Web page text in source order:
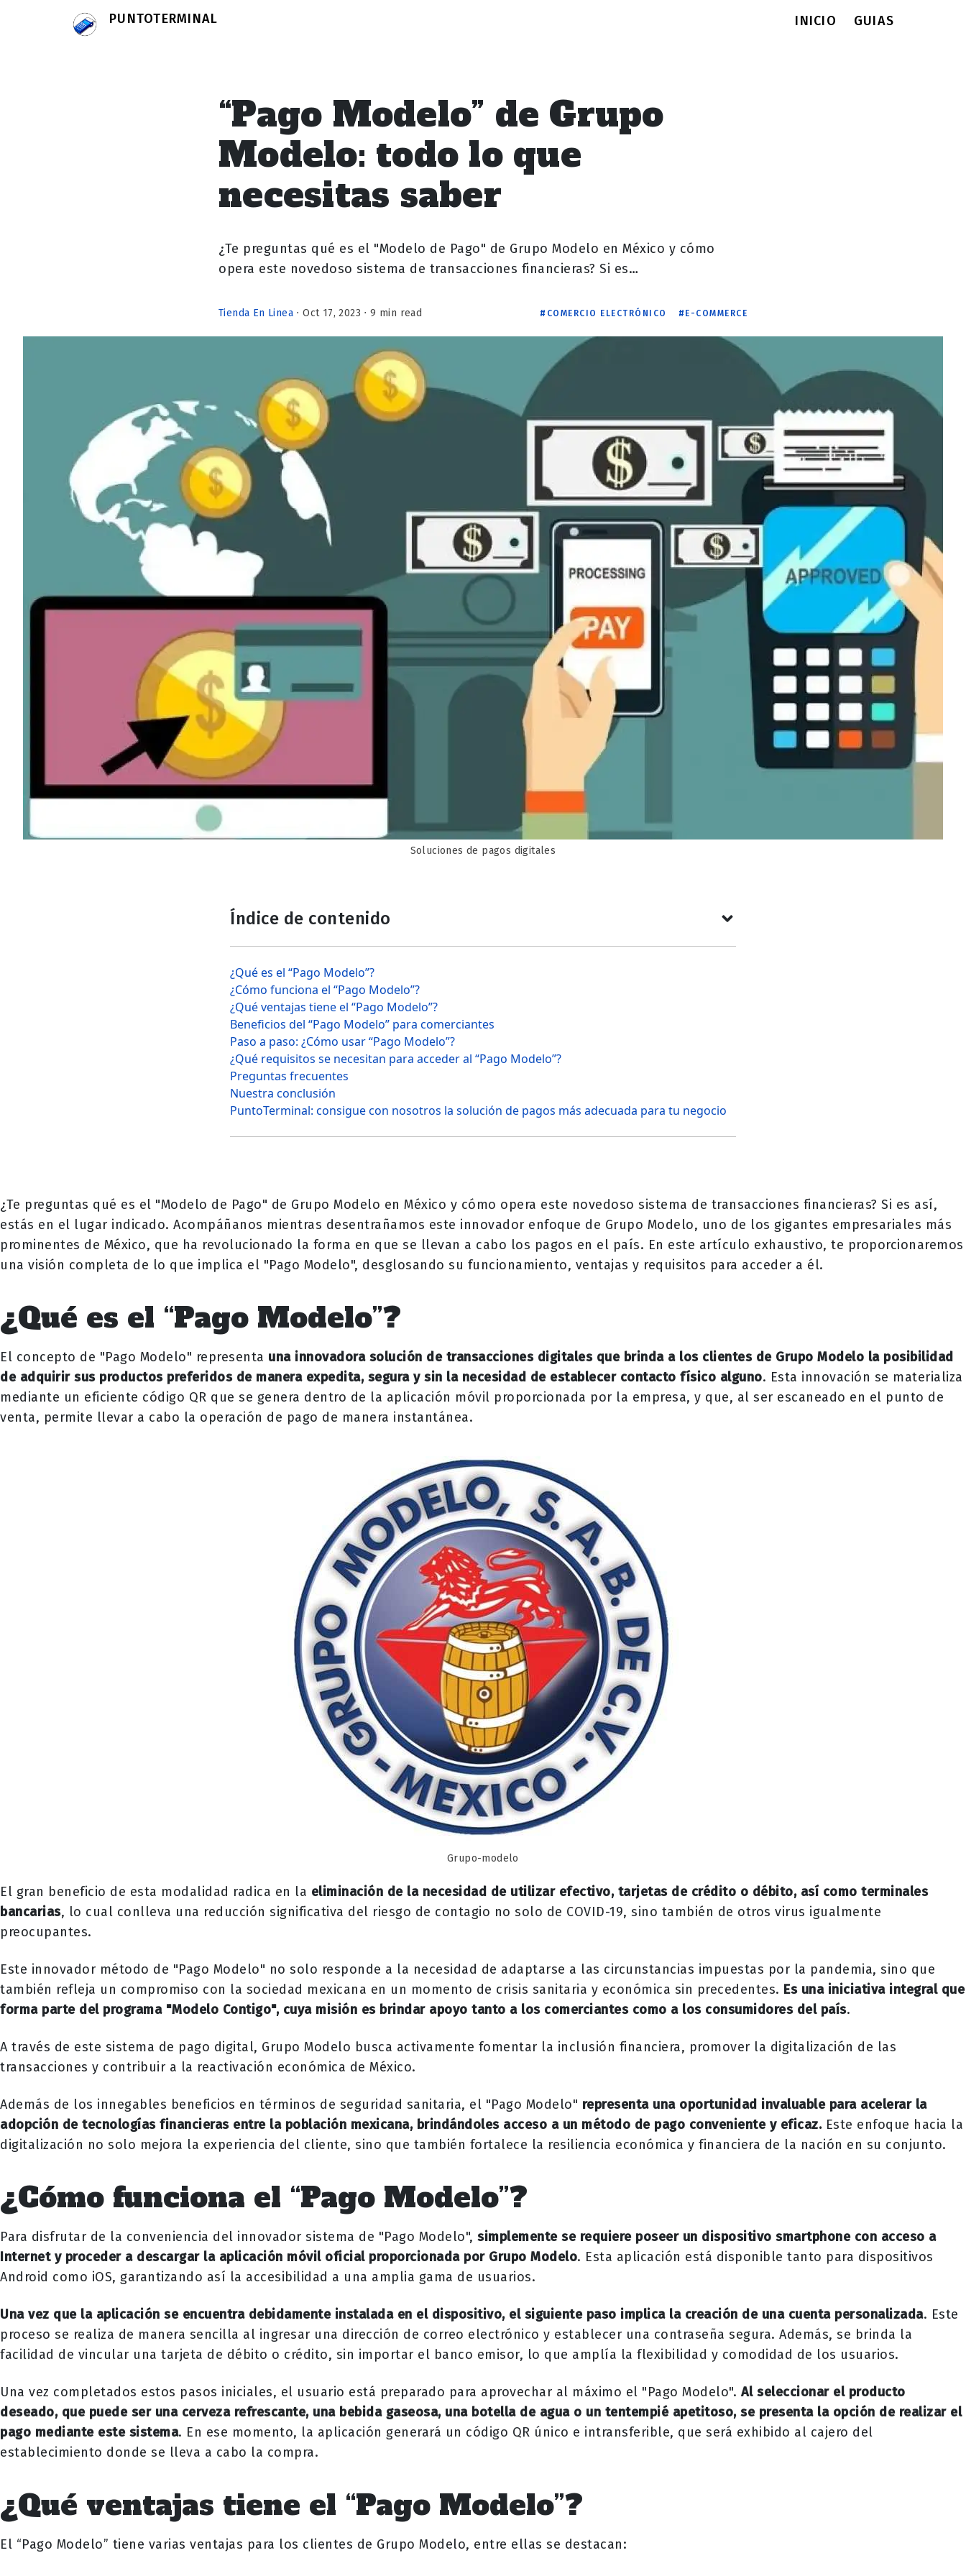
PUNTOTERMINAL INICIO GUIAS
“Pago Modelo” de Grupo
Modelo: todo lo que
necesitas saber
¿Te preguntas qué es el "Modelo de Pago" de Grupo Modelo en México y cómo
opera este novedoso sistema de transacciones financieras? Si es…
Tienda En Linea ⋅ Oct 17, 2023 ⋅ 9 min read COMERCIO ELECTRÓNICO E-COMMERCE
Soluciones de pagos digitales
Índice de contenido
¿Qué es el “Pago Modelo”?
¿Cómo funciona el “Pago Modelo”?
¿Qué ventajas tiene el “Pago Modelo”?
Beneficios del “Pago Modelo” para comerciantes
Paso a paso: ¿Cómo usar “Pago Modelo”?
¿Qué requisitos se necesitan para acceder al “Pago Modelo”?
Preguntas frecuentes
Nuestra conclusión
PuntoTerminal: consigue con nosotros la solución de pagos más adecuada para tu negocio
¿Te preguntas qué es el "Modelo de Pago" de Grupo Modelo en México y cómo opera este novedoso sistema de transacciones financieras? Si es así,
estás en el lugar indicado. Acompáñanos mientras desentrañamos este innovador enfoque de Grupo Modelo, uno de los gigantes empresariales más
prominentes de México, que ha revolucionado la forma en que se llevan a cabo los pagos en el país. En este artículo exhaustivo, te proporcionaremos
una visión completa de lo que implica el "Pago Modelo", desglosando su funcionamiento, ventajas y requisitos para acceder a él.
¿Qué es el “Pago Modelo”?
El concepto de "Pago Modelo" representa una innovadora solución de transacciones digitales que brinda a los clientes de Grupo Modelo la posibilidad
de adquirir sus productos preferidos de manera expedita, segura y sin la necesidad de establecer contacto físico alguno. Esta innovación se materializa
mediante un eficiente código QR que se genera dentro de la aplicación móvil proporcionada por la empresa, y que, al ser escaneado en el punto de
venta, permite llevar a cabo la operación de pago de manera instantánea.
Grupo-modelo
El gran beneficio de esta modalidad radica en la eliminación de la necesidad de utilizar efectivo, tarjetas de crédito o débito, así como terminales
bancarias, lo cual conlleva una reducción significativa del riesgo de contagio no solo de COVID-19, sino también de otros virus igualmente
preocupantes.
Este innovador método de "Pago Modelo" no solo responde a la necesidad de adaptarse a las circunstancias impuestas por la pandemia, sino que
también refleja un compromiso con la sociedad mexicana en un momento de crisis sanitaria y económica sin precedentes. Es una iniciativa integral que
forma parte del programa "Modelo Contigo", cuya misión es brindar apoyo tanto a los comerciantes como a los consumidores del país.
A través de este sistema de pago digital, Grupo Modelo busca activamente fomentar la inclusión financiera, promover la digitalización de las
transacciones y contribuir a la reactivación económica de México.
Además de los innegables beneficios en términos de seguridad sanitaria, el "Pago Modelo" representa una oportunidad invaluable para acelerar la
adopción de tecnologías financieras entre la población mexicana, brindándoles acceso a un método de pago conveniente y eficaz.Este enfoque hacia la
digitalización no solo mejora la experiencia del cliente, sino que también fortalece la resiliencia económica y financiera de la nación en su conjunto.
¿Cómo funciona el “Pago Modelo”?
Para disfrutar de la conveniencia del innovador sistema de "Pago Modelo", simplemente se requiere poseer un dispositivo smartphone con acceso a
Internet y proceder a descargar la aplicación móvil oficial proporcionada por Grupo Modelo. Esta aplicación está disponible tanto para dispositivos
Android como iOS, garantizando así la accesibilidad a una amplia gama de usuarios.
Una vez que la aplicación se encuentra debidamente instalada en el dispositivo, el siguiente paso implica la creación de una cuenta personalizada. Este
proceso se realiza de manera sencilla al ingresar una dirección de correo electrónico y establecer una contraseña segura. Además, se brinda la
facilidad de vincular una tarjeta de débito o crédito, sin importar el banco emisor, lo que amplía la flexibilidad y comodidad de los usuarios.
Una vez completados estos pasos iniciales, el usuario está preparado para aprovechar al máximo el "Pago Modelo". Al seleccionar el producto
deseado, que puede ser una cerveza refrescante, una bebida gaseosa, una botella de agua o un tentempié apetitoso, se presenta la opción de realizar el
pago mediante este sistema. En ese momento, la aplicación generará un código QR único e intransferible, que será exhibido al cajero del
establecimiento donde se lleva a cabo la compra.
¿Qué ventajas tiene el “Pago Modelo”?
El “Pago Modelo” tiene varias ventajas para los clientes de Grupo Modelo, entre ellas se destacan: